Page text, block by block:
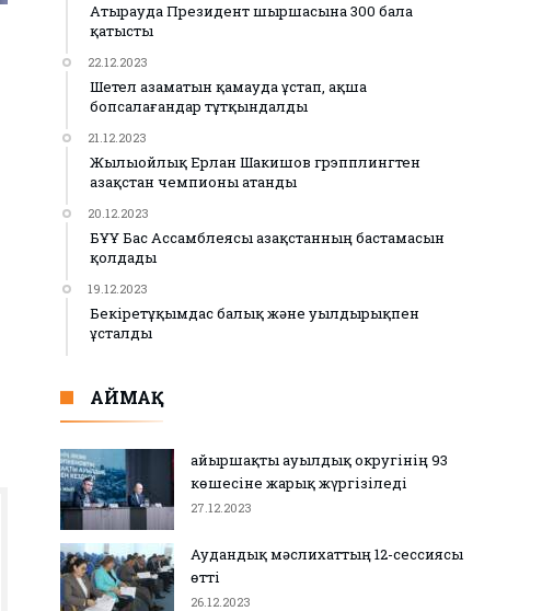
Атырауда Президент шыршасына 300 бала
қатысты
22.12.2023
Шетел азаматын қамауда ұстап, ақша
бопсалағандар тұтқындалды
21.12.2023
Жылыойлық Ерлан Шакишов грэпплингтен
Қазақстан чемпионы атанды
20.12.2023
БҰҰ Бас Ассамблеясы Қазақстанның бастамасын
қолдады
19.12.2023
Бекіретұқымдас балық және уылдырықпен
ұсталды
АЙМАҚ
Қайыршақты ауылдық округінің 93
көшесіне жарық жүргізіледі
27.12.2023
Аудандық мәслихаттың 12-сессиясы
өтті
26.12.2023